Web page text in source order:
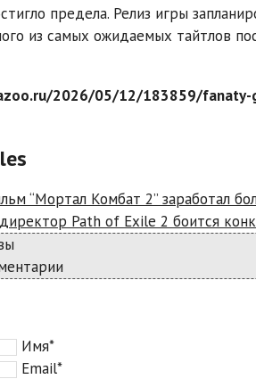
предела. Релиз игры
из самых ожидаемых тайтлов
2026/05/12/183859/
“Мортал Комбат 2” заработал
Path of Exile 2 боится
Имя*
Email*